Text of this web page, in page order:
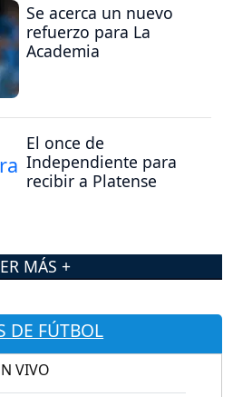
Se acerca un nuevo
refuerzo para La
Academia
El once de
Independiente para
recibir a Platense
MÁS +
DE FÚTBOL
VIVO